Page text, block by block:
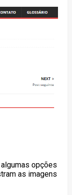
algumas opções
as imagens